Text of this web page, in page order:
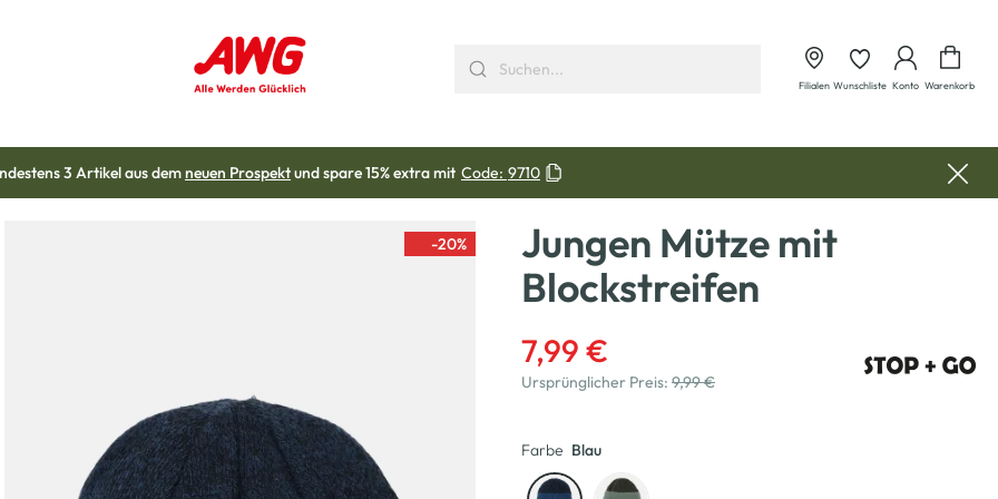
Filialen Wunschliste Konto Warenkorb
3 Artikel aus demneuen Prospektund spare 15% extra mit Code: 9710
-20%
Jungen Mütze mit
Blockstreifen
7,99 €
Ursprünglicher Preis: 9,99 €
Farbe Blau